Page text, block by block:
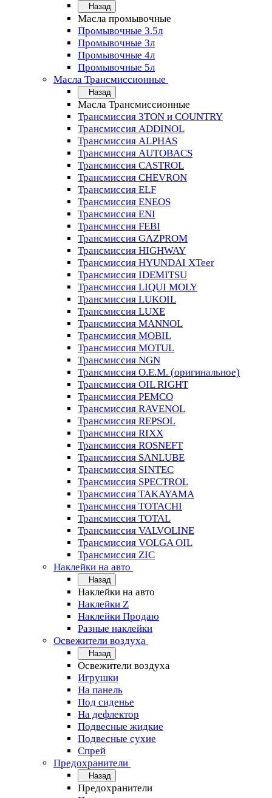
Назад
Масла промывочные
Промывочные 3.5л
Промывочные 3л
Промывочные 4л
Промывочные 5л
Масла Трансмиссионные
Назад
Масла Трансмиссионные
Трансмиссия 3TON и COUNTRY
Трансмиссия ADDINOL
Трансмиссия ALPHAS
Трансмиссия AUTOBACS
Трансмиссия CASTROL
Трансмиссия CHEVRON
Трансмиссия ELF
Трансмиссия ENEOS
Трансмиссия ENI
Трансмиссия FEBI
Трансмиссия GAZPROM
Трансмиссия HIGHWAY
Трансмиссия HYUNDAI XTeer
Трансмиссия IDEMITSU
Трансмиссия LIQUI MOLY
Трансмиссия LUKOIL
Трансмиссия LUXE
Трансмиссия MANNOL
Трансмиссия MOBIL
Трансмиссия MOTUL
Трансмиссия NGN
Трансмиссия O.E.M. (оригинальное)
Трансмиссия OIL RIGHT
Трансмиссия PEMCO
Трансмиссия RAVENOL
Трансмиссия REPSOL
Трансмиссия RIXX
Трансмиссия ROSNEFT
Трансмиссия SANLUBE
Трансмиссия SINTEC
Трансмиссия SPECTROL
Трансмиссия TAKAYAMA
Трансмиссия TOTACHI
Трансмиссия TOTAL
Трансмиссия VALVOLINE
Трансмиссия VOLGA OIL
Трансмиссия ZIC
Наклейки на авто
Назад
Наклейки на авто
Наклейки Z
Наклейки Продаю
Разные наклейки
Освежители воздуха
Назад
Освежители воздуха
Игрушки
На панель
Под сиденье
На дефлектор
Подвесные жидкие
Подвесные сухие
Спрей
Предохранители
Назад
Предохранители